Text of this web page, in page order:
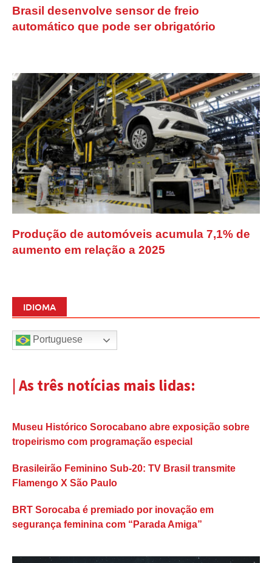
Brasil desenvolve sensor de freio
automático que pode ser obrigatório
Produção de automóveis acumula 7,1% de
aumento em relação a 2025
IDIOMA
Portuguese
| As três notícias mais lidas:
Museu Histórico Sorocabano abre exposição sobre
tropeirismo com programação especial
Brasileirão Feminino Sub-20: TV Brasil transmite
Flamengo X São Paulo
BRT Sorocaba é premiado por inovação em
segurança feminina com “Parada Amiga”